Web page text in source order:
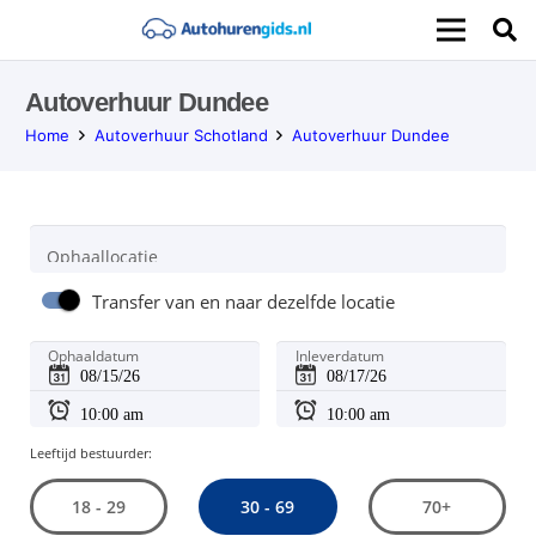
Autoverhuur Dundee
Home Autoverhuur Schotland Autoverhuur Dundee
Ophaallocatie
Transfer van en naar dezelfde locatie
Ophaaldatum Inleverdatum
Leeftijd bestuurder:
18 - 29 30 - 69 70+